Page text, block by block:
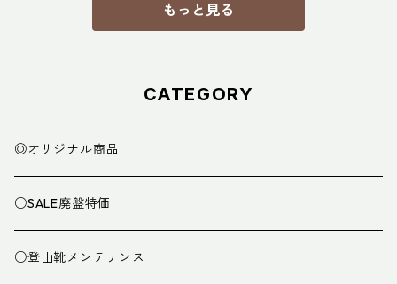
もっと見る
CATEGORY
◎オリジナル商品
○SALE廃盤特価
○登山靴メンテナンス